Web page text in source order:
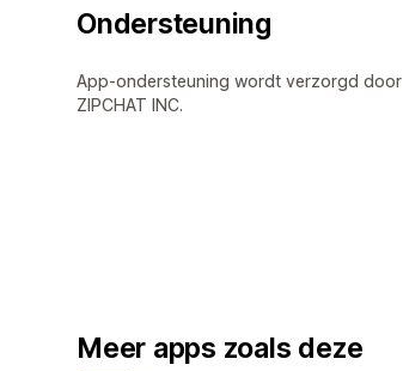
Ondersteuning
App-ondersteuning wordt verzorgd door
ZIPCHAT INC.
Meer apps zoals deze